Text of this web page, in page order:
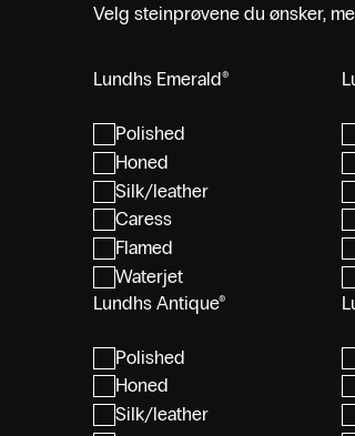
Velg steinprøvene du ønsker,
Lundhs Emerald®
Polished
Honed
Silk/leather
Caress
Flamed
Waterjet
Lundhs Antique®
Polished
Honed
Silk/leather